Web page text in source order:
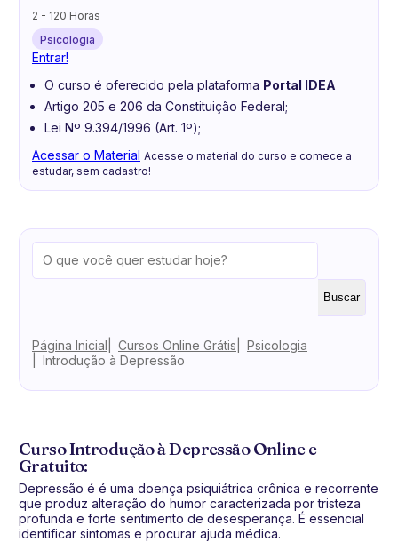
2 - 120 Horas
Psicologia
Entrar!
O curso é oferecido pela plataforma Portal IDEA
Artigo 205 e 206 da Constituição Federal;
Lei Nº 9.394/1996 (Art. 1º);
Acessar o Material Acesse o material do curso e comece a
estudar, sem cadastro!
Buscar
Página Inicial Cursos Online Grátis
Psicologia
Introdução à Depressão
Curso Introdução à Depressão Online e
Gratuito:
Depressão é é uma doença psiquiátrica crônica e recorrente
que produz alteração do humor caracterizada por tristeza
profunda e forte sentimento de desesperança. É essencial
identificar sintomas e procurar ajuda médica.